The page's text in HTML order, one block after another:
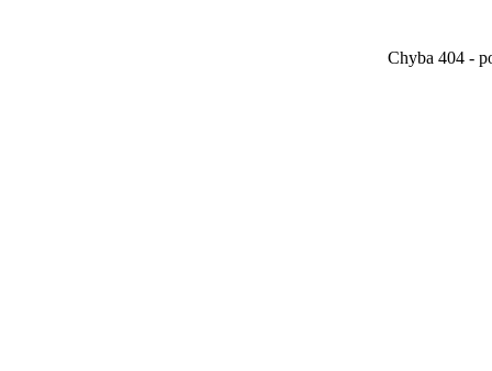
Chyba 404 -